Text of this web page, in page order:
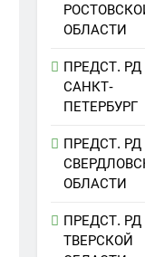
ОБЛАСТИ
ПРЕДСТ. РД
САНКТ-
ПЕТЕРБУРГ
ПРЕДСТ. РД
ОБЛАСТИ
ПРЕДСТ. РД
ТВЕРСКОЙ